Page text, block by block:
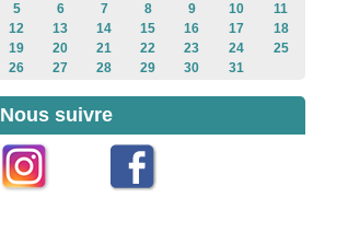
5
6 7 8 9 10
11
12
13 14 15 16 17
18
19
20 21 22 23 24
25
26
27 28 29 30 31
Nous suivre